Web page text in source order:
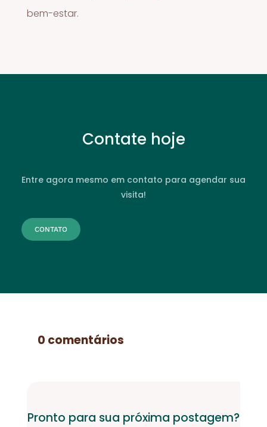
bem-estar.
Contate hoje
Entre agora mesmo em contato para agendar sua
visita!
CONTATO
0 comentários
Pronto para sua próxima postagem?